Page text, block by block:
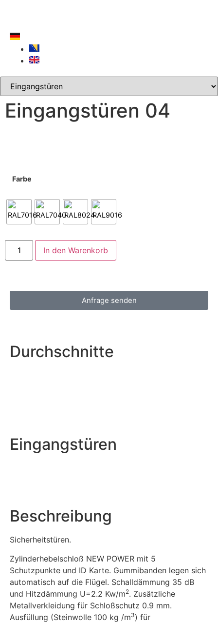
Eingangstüren 04
Farbe
In den Warenkorb
Anfrage senden
Durchschnitte
Eingangstüren
Beschreibung
Sicherheitstüren.
Zylinderhebelschloß NEW POWER mit 5
Schutzpunkte und ID Karte. Gummibanden legen sich
automatisch auf die Flügel. Schalldämmung 35 dB
und Hitzdämmung U=2.2 Kw/m2. Zusätzliche
Metallverkleidung für Schloßschutz 0.9 mm.
Ausfüllung (Steinwolle 100 kg /m3) für